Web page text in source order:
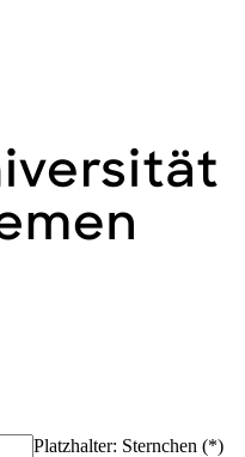
Platzhalter: Sternchen (*)